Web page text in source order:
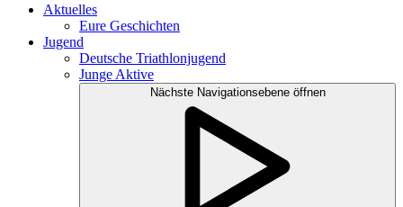
Aktuelles
Eure Geschichten
Jugend
Deutsche Triathlonjugend
Junge Aktive
Nächste Navigationsebene öffnen